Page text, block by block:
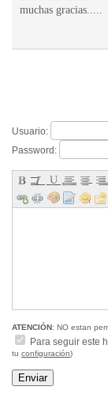
muchas gracias.....
Usuario:
Password:
ATENCIÓN: NO estan
Para seguir este
tu configuración)